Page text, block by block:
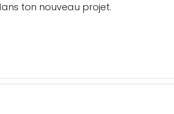
ton nouveau projet.